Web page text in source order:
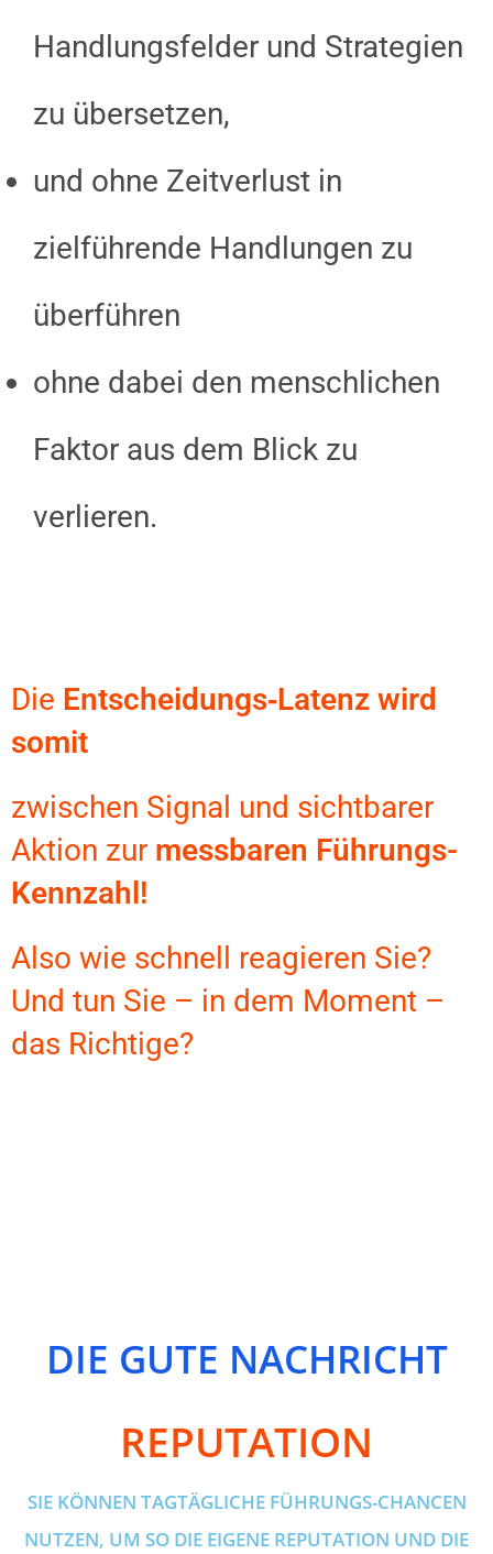
Handlungsfelder und Strategien
zu übersetzen,
und ohne Zeitverlust in
zielführende Handlungen zu
überführen
ohne dabei den menschlichen
Faktor aus dem Blick zu
verlieren.
Die Entscheidungs‑Latenz wird
somit
zwischen Signal und sichtbarer
Aktion zur messbaren Führungs-
Kennzahl!
Also wie schnell reagieren Sie?
Und tun Sie – in dem Moment –
das Richtige?
DIE GUTE NACHRICHT
REPUTATION
SIE KÖNNEN TAGTÄGLICHE FÜHRUNGS-CHANCEN
NUTZEN, UM SO DIE EIGENE REPUTATION UND DIE